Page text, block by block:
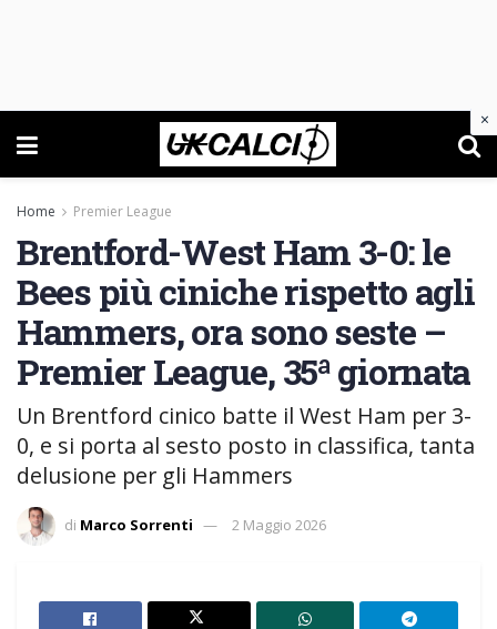
Home Premier League
Brentford-West Ham 3-0: le
Bees più ciniche rispetto agli
Hammers, ora sono seste –
Premier League, 35ª giornata
Un Brentford cinico batte il West Ham per 3-
0, e si porta al sesto posto in classifica, tanta
delusione per gli Hammers
di Marco Sorrenti 2 Maggio 2026
×